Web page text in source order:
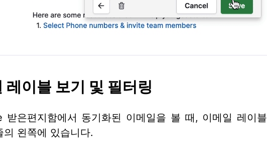
레이블 보기 및 필터링
받은편지함에서 동기화된 이메일을 볼 때, 이메일 레이블
의 왼쪽에 있습니다.